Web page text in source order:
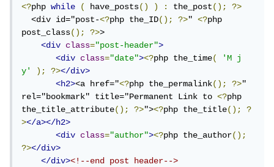
<?php while ( have_posts() ) : the_post();
?>
  <div id="post-
<?php the_ID(); ?>" <?php
post_class(); ?>>
<div
class="post-header">
<div
class="date"><?php the_time(
'M j
y'
); ?></div>
<h2><a href="<?php the_permalink(); ?>"
rel="bookmark" title="Permanent Link to <?php
the_title_attribute(); ?>"><?php the_title();
?
></a></h2>
<div
class="author"><?php the_author();
?></div>
</div><!--end post header-->